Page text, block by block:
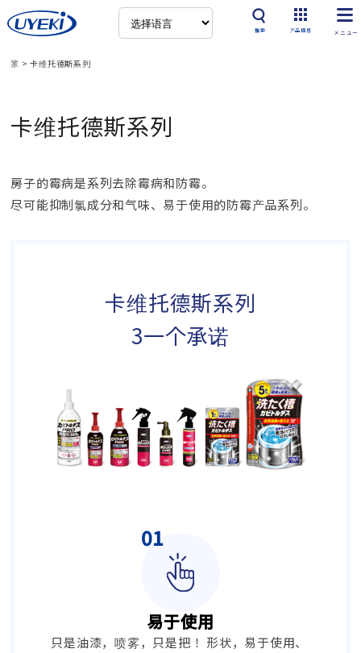
搜索 产品信息
家 >卡维托德斯系列
卡维托德斯系列
房子的霉病是系列去除霉病和防霉。
尽可能抑制氯成分和气味、易于使用的防霉产品系列。
卡维托德斯系列
3一个承诺
易于使用
只是油漆，喷雾，只是把！ 形状，易于使用、